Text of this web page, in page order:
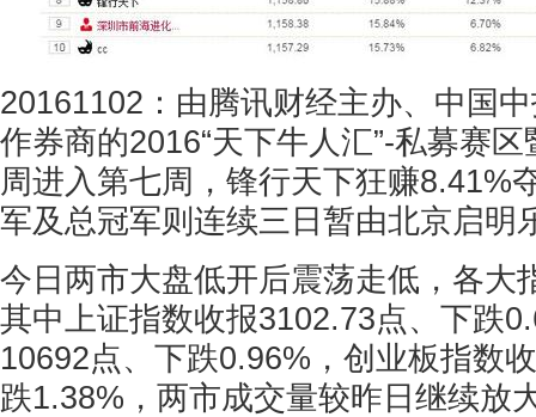
20161102：由腾讯财经主办、中国
作券商的2016“天下牛人汇”-私募赛区
周进入第七周，锋行天下狂赚8.41%
军及总冠军则连续三日暂由北京启明
今日两市大盘低开后震荡走低，各大
其中上证指数收报3102.73点、下跌
10692点、下跌0.96%，创业板指数
跌1.38%，两市成交量较昨日继续放